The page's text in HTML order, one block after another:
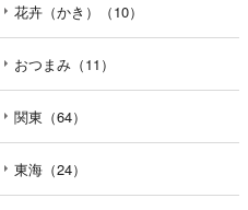
花卉（かき）（10）
おつまみ（11）
関東（64）
東海（24）